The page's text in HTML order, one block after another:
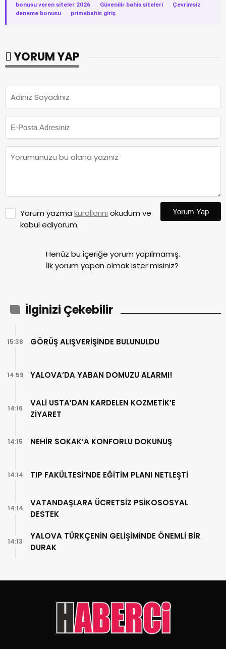
bonusu veren siteler 2026
· Güvenilir bahis siteleri ·
Çevrimsiz
deneme bonusu
· primebahis giriş
YORUM YAP
Yorum yazma kurallarını okudum ve
kabul ediyorum.
Yorum Yap
Henüz bu içeriğe yorum yapılmamış.
İlk yorum yapan olmak ister misiniz?
İlginizi Çekebilir
GÖRÜŞ ALIŞVERİŞİNDE BULUNULDU
15:38
YALOVA’DA YABAN DOMUZU ALARMI!
14:59
VALİ USTA’DAN KARDELEN KOZMETİK’E
ZİYARET
14:16
NEHİR SOKAK’A KONFORLU DOKUNUŞ
14:15
TIP FAKÜLTESİ’NDE EĞİTİM PLANI NETLEŞTİ
14:14
VATANDAŞLARA ÜCRETSİZ PSİKOSOSYAL
DESTEK
14:14
YALOVA TÜRKÇENİN GELİŞİMİNDE ÖNEMLİ BİR
DURAK
14:13